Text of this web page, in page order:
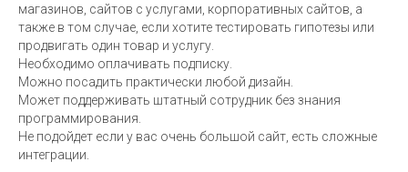
магазинов, сайтов с услугами, корпоративных сайтов, а
также в том случае, если хотите тестировать гипотезы или
продвигать один товар и услугу.
Необходимо оплачивать подписку.
Можно посадить практически любой дизайн.
Может поддерживать штатный сотрудник без знания
программирования.
Не подойдет если у вас очень большой сайт, есть сложные
интеграции.